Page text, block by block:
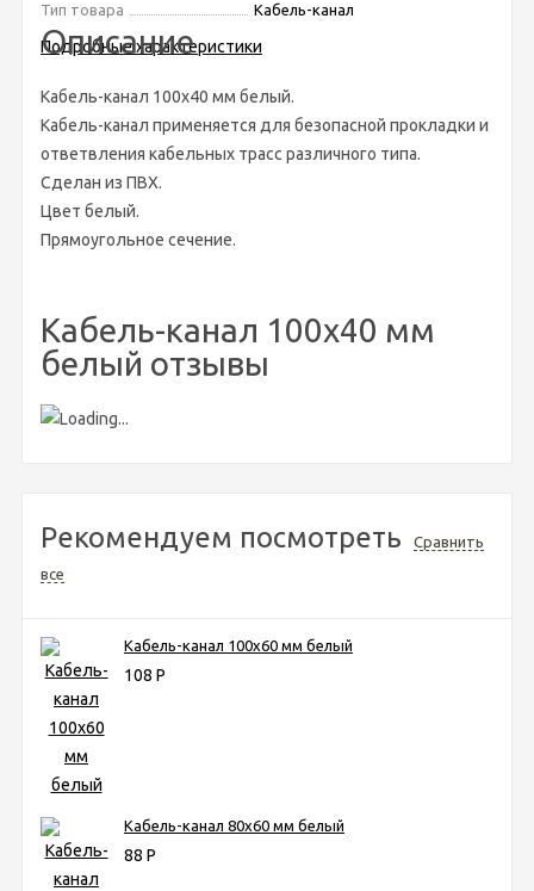
Тип товара Кабель-канал
Подробные характеристики
Описание
Кабель-канал 100х40 мм белый.
Кабель-канал применяется для безопасной прокладки и
ответвления кабельных трасс различного типа.
Сделан из ПВХ.
Цвет белый.
Прямоугольное сечение.
Кабель-канал 100х40 мм
белый отзывы
Рекомендуем посмотреть
Сравнить
все
Кабель-канал 100х60 мм белый
108 Р
Кабель-канал 80х60 мм белый
88 Р